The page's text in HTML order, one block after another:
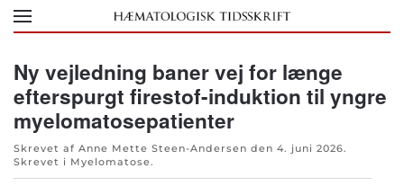
Skip to main content
Ny vejledning baner vej for længe
efterspurgt firestof-induktion til yngre
myelomatosepatienter
Skrevet af Anne Mette Steen-Andersen den 4. juni 2026.
Skrevet i Myelomatose.